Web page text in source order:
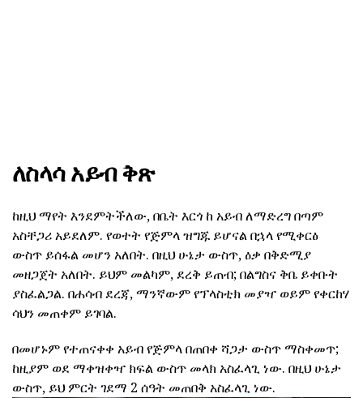
ለስላሳ አይብ ቅጽ
ከዚህ ማየት እንደምትችለው, በቤት እርጎ ከ አይብ ለማድረግ በጣም
አስቸጋሪ አይደለም. የወተት የጅምላ ዝግጁ ይሆናል በኋላ የሚቀርፅ
ውስጥ ይሰፋል መሆን አለበት. በዚህ ሁኔታ ውስጥ, ዕቃ በቅድሚያ
መዘጋጀት አለበት. ይህም መልካም, ደረቅ ይጠብ; በልግስና ቅቤ ይቀቡት
ያስፈልጋል. በሐሳብ ደረጃ, ማንኛውም የፕላስቲክ መያዣ ወይም የቀርከሃ
ሳህን መጠቀም ይገባል.
በመሆኑም የተጠናቀቀ አይብ የጅምላ በጠበቀ ሻጋታ ውስጥ ማስቀመጥ;
ከዚያም ወደ ማቀዝቀዣ ክፍል ውስጥ መላክ አስፈላጊ ነው. በዚህ ሁኔታ
ውስጥ, ይህ ምርት ገደማ 2 ሰዓት መጠበቅ አስፈላጊ ነው.